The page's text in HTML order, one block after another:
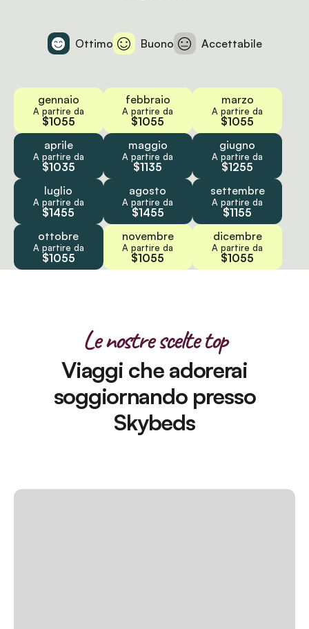
Ottimo Buono Accettabile
gennaio
A partire da
$1055
febbraio
A partire da
$1055
marzo
A partire da
$1055
aprile
A partire da
$1035
maggio
A partire da
$1135
giugno
A partire da
$1255
luglio
A partire da
$1455
agosto
A partire da
$1455
settembre
A partire da
$1155
ottobre
A partire da
$1055
novembre
A partire da
$1055
dicembre
A partire da
$1055
Le nostre scelte top
Viaggi che adorerai
soggiornando presso
Skybeds